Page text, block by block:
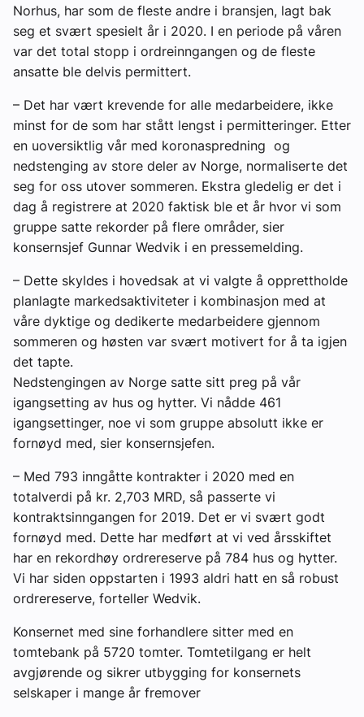
Norhus, har som de fleste andre i bransjen, lagt bak
seg et svært spesielt år i 2020. I en periode på våren
var det total stopp i ordreinngangen og de fleste
ansatte ble delvis permittert.
– Det har vært krevende for alle medarbeidere, ikke
minst for de som har stått lengst i permitteringer. Etter
en uoversiktlig vår med koronaspredning og
nedstenging av store deler av Norge, normaliserte det
seg for oss utover sommeren. Ekstra gledelig er det i
dag å registrere at 2020 faktisk ble et år hvor vi som
gruppe satte rekorder på flere områder, sier
konsernsjef Gunnar Wedvik i en pressemelding.
– Dette skyldes i hovedsak at vi valgte å opprettholde
planlagte markedsaktiviteter i kombinasjon med at
våre dyktige og dedikerte medarbeidere gjennom
sommeren og høsten var svært motivert for å ta igjen
det tapte.
Nedstengingen av Norge satte sitt preg på vår
igangsetting av hus og hytter. Vi nådde 461
igangsettinger, noe vi som gruppe absolutt ikke er
fornøyd med, sier konsernsjefen.
– Med 793 inngåtte kontrakter i 2020 med en
totalverdi på kr. 2,703 MRD, så passerte vi
kontraktsinngangen for 2019. Det er vi svært godt
fornøyd med. Dette har medført at vi ved årsskiftet
har en rekordhøy ordrereserve på 784 hus og hytter.
Vi har siden oppstarten i 1993 aldri hatt en så robust
ordrereserve, forteller Wedvik.
Konsernet med sine forhandlere sitter med en
tomtebank på 5720 tomter. Tomtetilgang er helt
avgjørende og sikrer utbygging for konsernets
selskaper i mange år fremover